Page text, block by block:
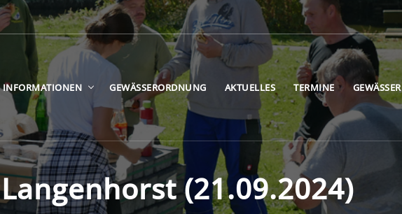
INFORMATIONEN GEWÄSSERORDNUNG AKTUELLES TERMINE GEWÄSSER
Langenhorst (21.09.2024)